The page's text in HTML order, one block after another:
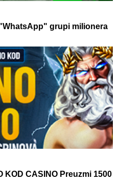
grupi milionera
KOD CASINO Preuzmi 1500